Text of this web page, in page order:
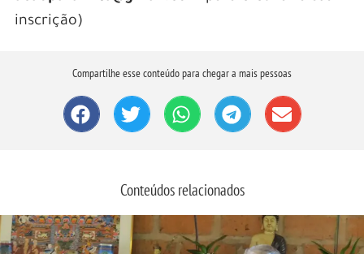
inscrição)
Compartilhe esse conteúdo para chegar a mais pessoas
Conteúdos relacionados